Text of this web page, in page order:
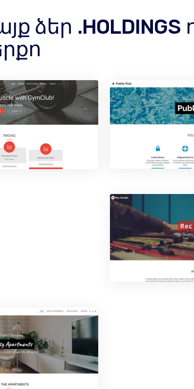
.HOLDINGS